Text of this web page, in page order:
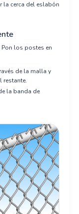
la cerca del eslabón
los postes en
de la malla y
restante.
la banda de